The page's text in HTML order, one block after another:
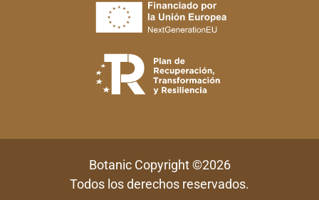
Botanic Copyright ©2026
Todos los derechos reservados.